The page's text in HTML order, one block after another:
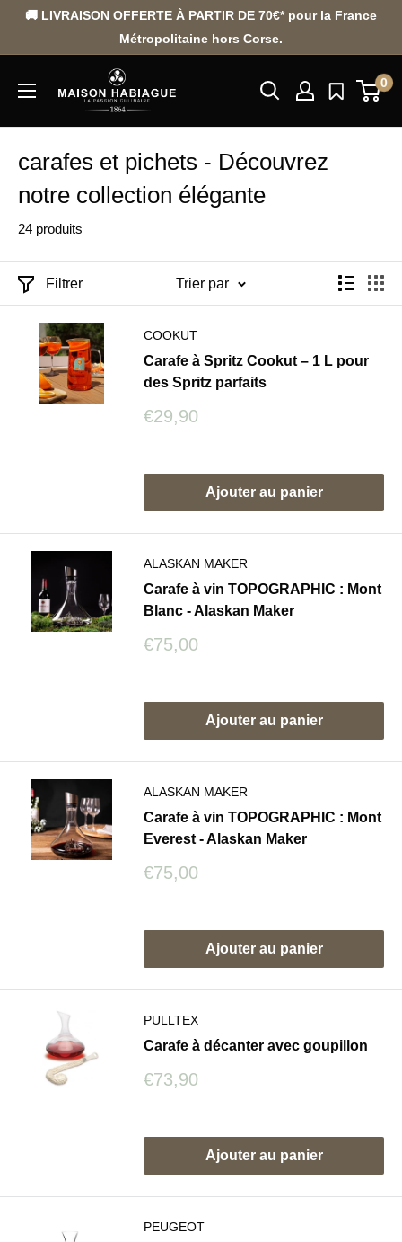
Passer🚚 LIVRAISON OFFERTE À PARTIR DE 70€* pour la France
Métropolitaine hors Corse.
0
carafes et pichets - Découvrez
notre collection élégante
24 produits
Filtrer Trier par
COOKUT
Carafe à Spritz Cookut – 1 L pour
des Spritz parfaits
Prix
€29,90
Ajouter au panier
ALASKAN MAKER
Carafe à vin TOPOGRAPHIC : Mont
Blanc - Alaskan Maker
Prix
€75,00
Ajouter au panier
ALASKAN MAKER
Carafe à vin TOPOGRAPHIC : Mont
Everest - Alaskan Maker
Prix
€75,00
Ajouter au panier
PULLTEX
Carafe à décanter avec goupillon
Prix
€73,90
Ajouter au panier
PEUGEOT